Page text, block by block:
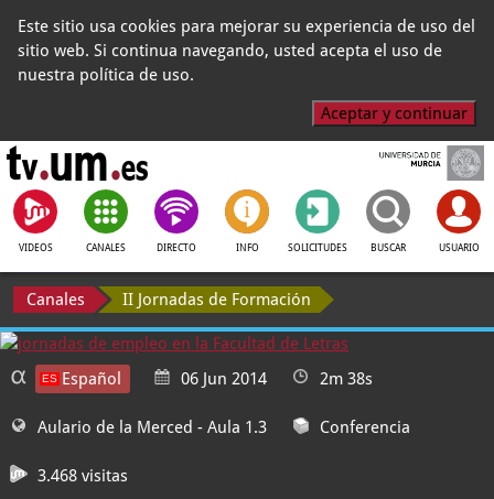
Este sitio usa cookies para mejorar su experiencia de uso del
sitio web. Si continua navegando, usted acepta el uso de
nuestra política de uso.
Aceptar y continuar
VIDEOS CANALES DIRECTO INFO SOLICITUDES BUSCAR USUARIO
Canales II Jornadas de Formación
Español 06 Jun 2014 2m 38s
Aulario de la Merced - Aula 1.3 Conferencia
3.468 visitas